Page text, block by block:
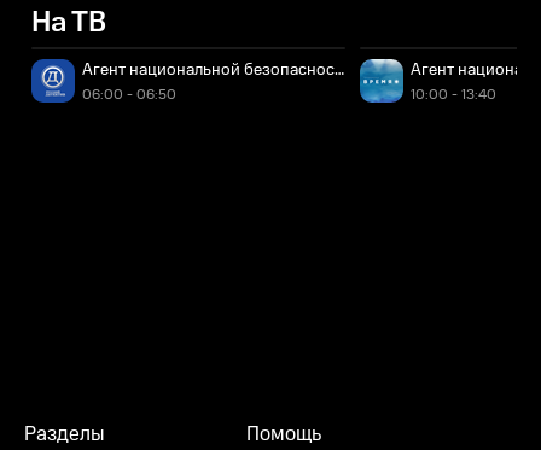
На ТВ
Агент национальной безопасности-4. 8-я серия - "Спас
06:00 - 06:50
Агент
10:00 - 13:40
Разделы Помощь